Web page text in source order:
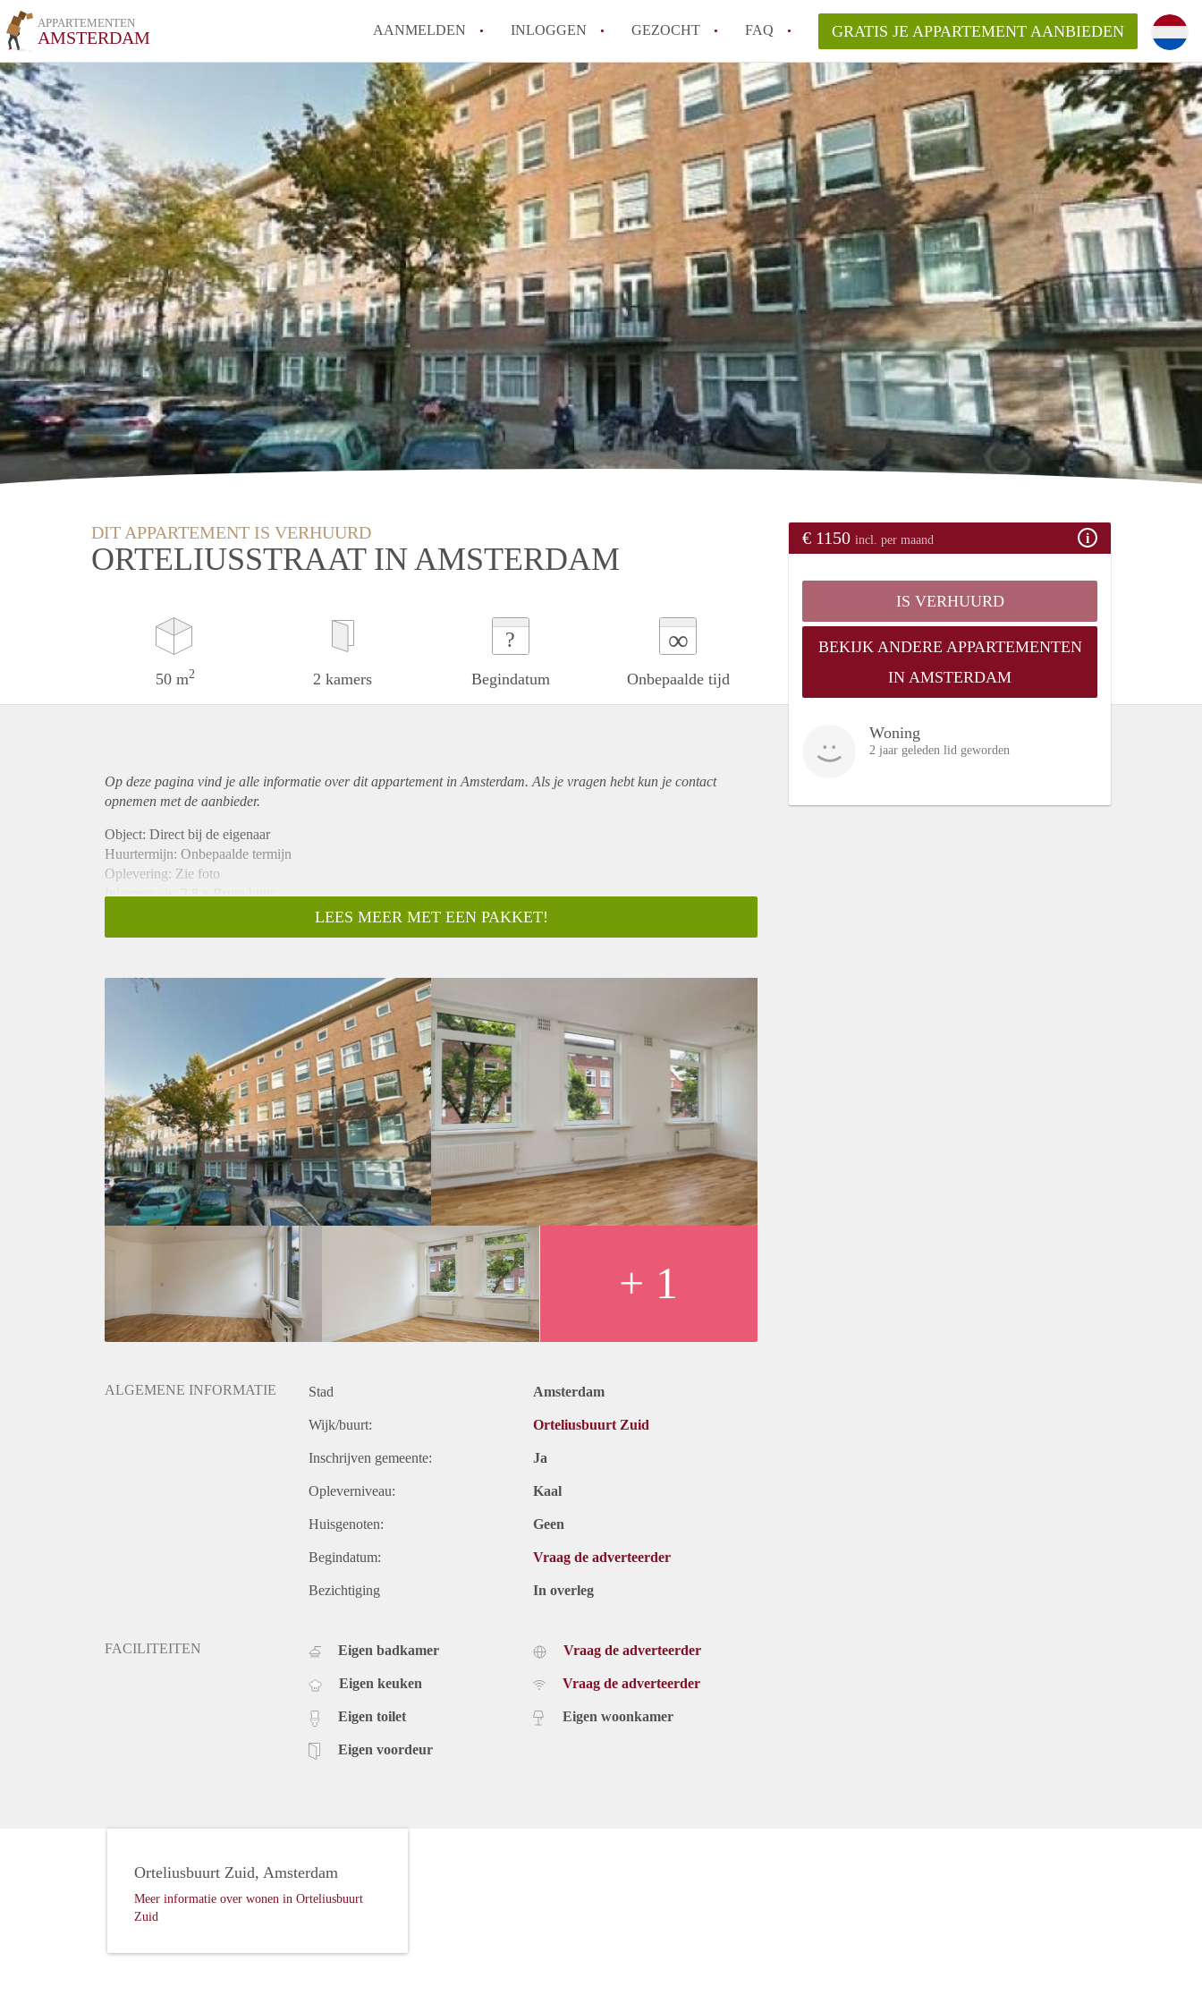
APPARTEMENTEN
AMSTERDAM AANMELDEN INLOGGEN GEZOCHT FAQ
Wat is de Wet Betaalbare Huur en wat betekent die voor mij als huurder in
Amsterdam?
Wat zijn de voordelen van het huren van een appartement in Amsterdam?
Hoe vind je een goedkoop appartement in Amsterdam?
Wat zijn de verplichtingen van een verhuurder van een huur appartement?
Kan je beter een appartement huren of kopen in Amsterdam?
Alle veelgestelde vragen
GRATIS JE APPARTEMENT AANBIEDEN
DIT APPARTEMENT IS VERHUURD
ORTELIUSSTRAAT IN AMSTERDAM
50 m2 2 kamers
?
Begindatum
∞
Onbepaalde tijd
€ 1150 incl. per maand
IS VERHUURD
BEKIJK ANDERE APPARTEMENTEN
IN AMSTERDAM
Woning
2 jaar geleden lid geworden
Op deze pagina vind je alle informatie over ditappartementin Amsterdam. Als je vragen hebt kun je contact
opnemen met de aanbieder.
Object: Direct bij de eigenaar
Huurtermijn: Onbepaalde termijn
Oplevering: Zie foto
Inkomen eis: 2,8 x Bruto huur
Borg: 1 Maand
Huisdieren toegestaan: Afhankelijk van de Eigenaar
Geschikt voor studenten: Afhankelijk van de Eigenaar
LEES MEER MET EEN PAKKET!
+ 1
ALGEMENE INFORMATIE Stad Amsterdam
Wijk/buurt: Orteliusbuurt Zuid
Inschrijven gemeente: Ja
Opleverniveau: Kaal
Huisgenoten: Geen
Begindatum: Vraag de adverteerder
Bezichtiging In overleg
FACILITEITEN Eigen badkamer
Eigen keuken
Eigen toilet
Eigen voordeur
Vraag de adverteerder
Vraag de adverteerder
Eigen woonkamer
Orteliusbuurt Zuid, Amsterdam
Meer informatie over wonen in Orteliusbuurt
Zuid